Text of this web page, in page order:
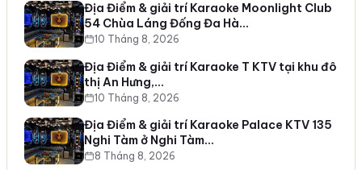
Địa Điểm & giải trí Karaoke Moonlight Club
54 Chùa Láng Đống Đa Hà…
10 Tháng 8, 2026
Địa Điểm & giải trí Karaoke T KTV tại khu đô
thị An Hưng,…
10 Tháng 8, 2026
Địa Điểm & giải trí Karaoke Palace KTV 135
Nghi Tàm ở Nghi Tàm…
8 Tháng 8, 2026